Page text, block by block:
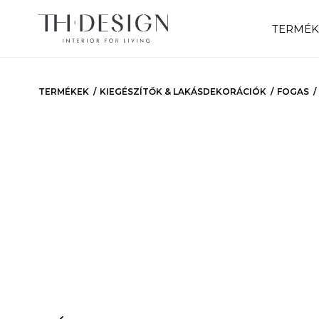
TERMÉKEK KIEGÉSZÍTŐK & LAKÁSDEKORÁCIÓK FOGAS